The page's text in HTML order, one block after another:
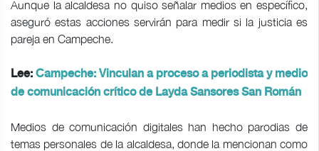
Aunque la alcaldesa no quiso señalar medios en específico,
aseguró estas acciones servirán para medir si la justicia es
pareja en Campeche.
Lee: Campeche: Vinculan a proceso a periodista y medio
de comunicación crítico de Layda Sansores San Román
Medios de comunicación digitales han hecho parodias de
temas personales de la alcaldesa, donde la mencionan como